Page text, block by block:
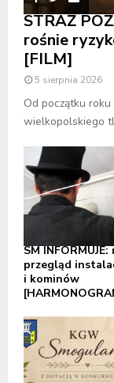
STRAŻ
rośnie
[FILM]
5 sierpnia 2026
Od początku
wielkopolskiego
SM INFORMUJE:
przegląd
i kominów